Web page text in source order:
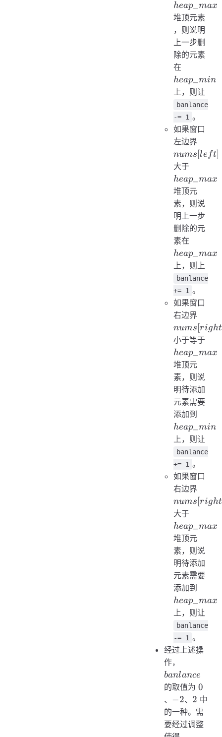
heap max
堆顶元素
，则说明
上一步删
除的元素
在
heap min
上，则让
banlance
-= 1 。
如果窗口
左边界
nums [le ft]
大于
heap max
堆顶元
素，则说
明上一步
删除的元
素在
heap max
上，则上
banlance
+= 1 。
如果窗口
右边界
nums [right
小于等于
heap max
堆顶元
素，则说
明待添加
元素需要
添加到
heap min
上，则让
banlance
+= 1 。
如果窗口
右边界
nums [right
大于
heap max
堆顶元
素，则说
明待添加
元素需要
添加到
heap max
上，则让
banlance
-= 1 。
经过上述操
作，
banlance
的取值为0
0
、 -2
−2、 2
2 中
的一种。需
要经过调整